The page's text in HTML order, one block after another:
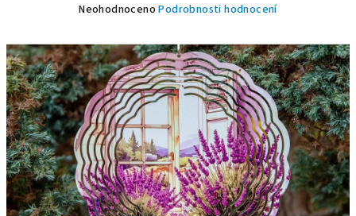
Průměrné
produktu
je
0,0
z
5
hvězdiček.
Neohodnoceno Podrobnosti hodnocení